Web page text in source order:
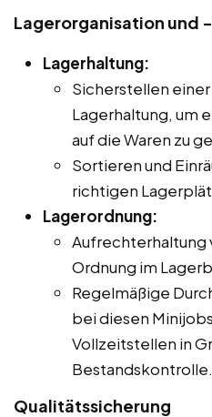
Lagerorganisation und
Lagerhaltung:
Sicherstellen
Lagerhaltung, um
auf die Waren zu
Sortieren und
richtigen
Lagerordnung:
Aufrechterhaltung
Ordnung im
Regelmäßige
bei diesen
Vollzeitstellen in
Bestandskontrolle.
Qualitätssicherung